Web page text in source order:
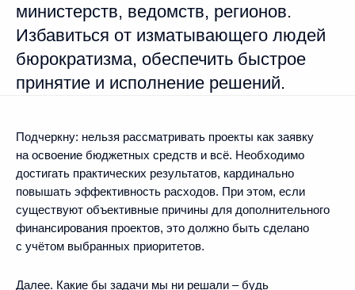
министерств, ведомств, регионов.
Избавиться от изматывающего людей
бюрократизма, обеспечить быстрое
принятие и исполнение решений.
Подчеркну: нельзя рассматривать проекты как заявку
на освоение бюджетных средств и всё. Необходимо
достигать практических результатов, кардинально
повышать эффективность расходов. При этом, если
существуют объективные причины для дополнительного
финансирования проектов, это должно быть сделано
с учётом выбранных приоритетов.
Далее. Какие бы задачи мы ни решали – будь